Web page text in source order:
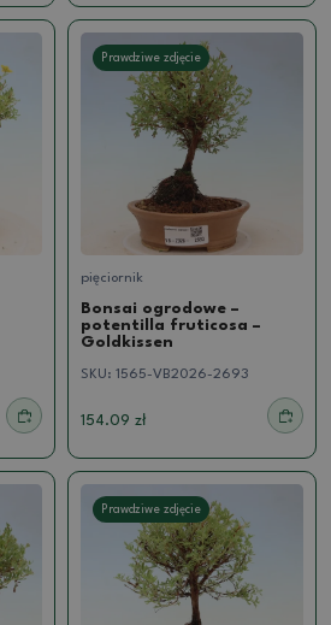
Prawdziwe zdjęcie
pięciornik
Bonsai ogrodowe –
potentilla fruticosa –
Goldkissen
SKU: 1565-VB2026-2693
154.09 zł
Prawdziwe zdjęcie